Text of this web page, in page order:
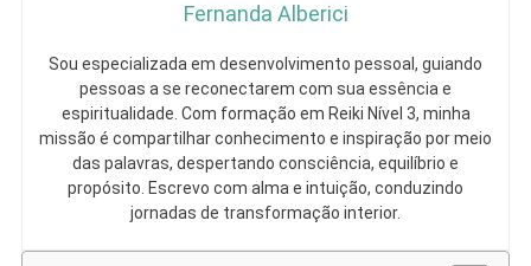
Fernanda Alberici
Sou especializada em desenvolvimento pessoal, guiando
pessoas a se reconectarem com sua essência e
espiritualidade. Com formação em Reiki Nível 3, minha
missão é compartilhar conhecimento e inspiração por meio
das palavras, despertando consciência, equilíbrio e
propósito. Escrevo com alma e intuição, conduzindo
jornadas de transformação interior.